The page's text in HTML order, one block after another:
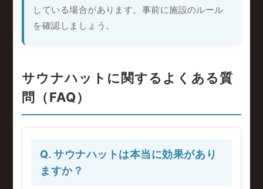
している場合があります。事前に施設のルール
を確認しましょう。
サウナハットに関するよくある質
問（FAQ）
Q. サウナハットは本当に効果があり
ますか？